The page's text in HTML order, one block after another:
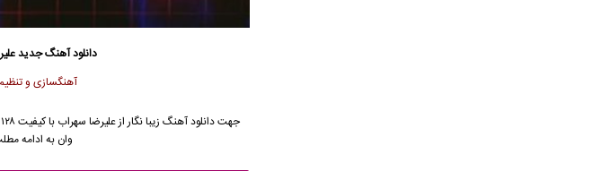
دانلود آهنگ جدید
آهنگسازی و
وان به ادامه